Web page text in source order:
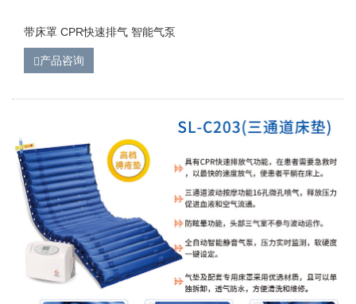
带床罩 CPR快速排气 智能气泵
产品咨询